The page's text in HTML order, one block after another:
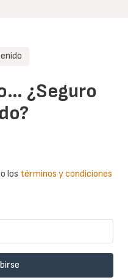
¿Seguro
los términos y condiciones